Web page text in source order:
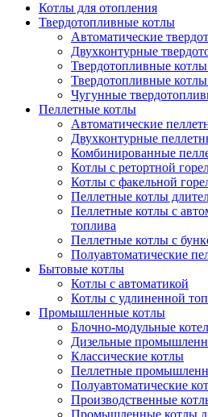
Котлы для отопления
Твердотопливные котлы
Автоматические
Двухконтурные
Твердотопливные
Твердотопливные
Чугунные
Пеллетные котлы
Автоматические
Двухконтурные
Комбинированные
Котлы с ретортной
Котлы с факельной
Пеллетные котлы
Пеллетные котлы с
топлива
Пеллетные котлы с
Полуавтоматические
Бытовые котлы
Котлы с автоматикой
Котлы с удлиненной
Промышленные котлы
Блочно-модульные
Дизельные
Классические котлы
Пеллетные
Полуавтоматические
Производственные
Промышленные котлы